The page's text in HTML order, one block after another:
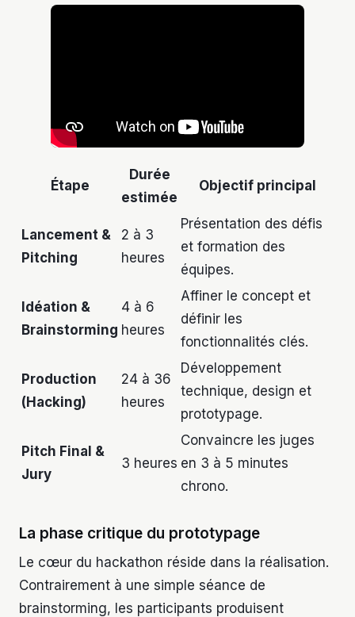
Étape
Durée
estimée
Objectif principal
Lancement &
Pitching
2 à 3
heures
Présentation des défis
et formation des
équipes.
Idéation &
Brainstorming
4 à 6
heures
Affiner le concept et
définir les
fonctionnalités clés.
Production
(Hacking)
24 à 36
heures
Développement
technique, design et
prototypage.
Pitch Final &
Jury
3 heures
Convaincre les juges
en 3 à 5 minutes
chrono.
La phase critique du prototypage
Le cœur du hackathon réside dans la réalisation.
Contrairement à une simple séance de
brainstorming, les participants produisent